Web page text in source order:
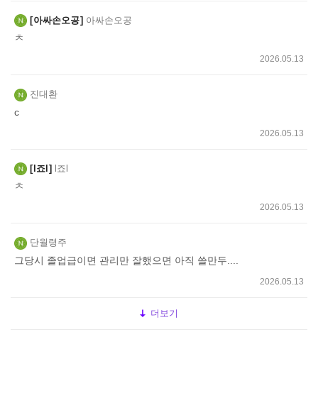
아싸손오공 아싸손오공
ㅊ
2026.05.13
진대환
c
2026.05.13
l죠l l죠l
ㅊ
2026.05.13
단월령주
그당시 졸업급이면 관리만 잘했으면 아직 쓸만두....
2026.05.13
더보기